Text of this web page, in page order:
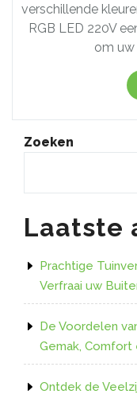
verschillende
RGB LED 220V
om uw
Zoeken
Laatste
Prachtige
Verfraai uw
De Voordelen
Gemak, Comfort
Ontdek de